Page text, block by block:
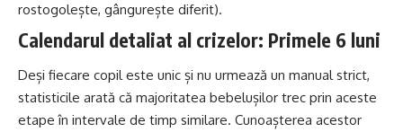
rostogolește, gângurește diferit).
Calendarul detaliat al crizelor: Primele 6 luni
Deși fiecare copil este unic și nu urmează un manual strict,
statisticile arată că majoritatea bebelușilor trec prin aceste
etape în intervale de timp similare. Cunoașterea acestor